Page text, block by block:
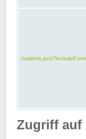
/
Zugriff auf